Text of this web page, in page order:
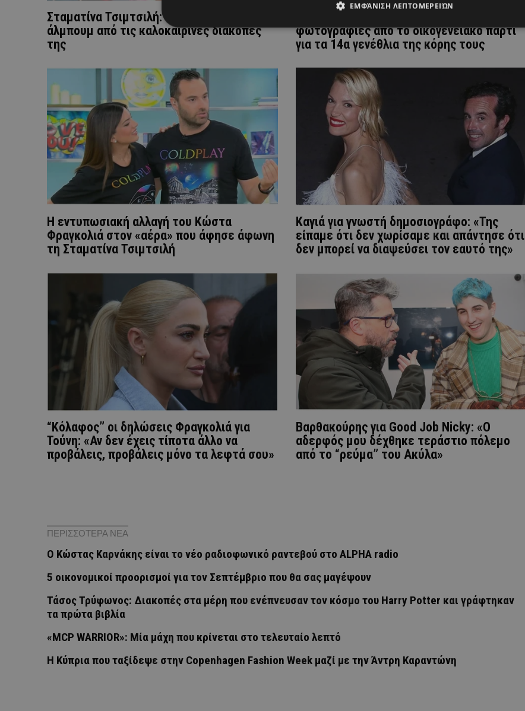
Σταματίνα Τσιμτσιλή: Το φωτογραφικό
άλμπουμ από τις καλοκαιρινές διακοπές
της
φωτογραφίες από το οικογενειακό πάρτι
για τα 14α γενέθλια της κόρης τους
Η εντυπωσιακή αλλαγή του Κώστα
Φραγκολιά στον «αέρα» που άφησε άφωνη
τη Σταματίνα Τσιμτσιλή
Καγιά για γνωστή δημοσιογράφο: «Της
είπαμε ότι δεν χωρίσαμε και απάντησε ότι
δεν μπορεί να διαψεύσει τον εαυτό της»
“Κόλαφος” οι δηλώσεις Φραγκολιά για
Τούνη: «Αν δεν έχεις τίποτα άλλο να
προβάλεις, προβάλεις μόνο τα λεφτά σου»
Βαρθακούρης για Good Job Nicky: «Ο
αδερφός μου δέχθηκε τεράστιο πόλεμο
από το “ρεύμα” του Ακύλα»
ΠΕΡΙΣΣΟΤΕΡΑ ΝΕΑ
Ο Κώστας Καρνάκης είναι το νέο ραδιοφωνικό ραντεβού στο ALPHA radio
5 οικονομικοί προορισμοί για τον Σεπτέμβριο που θα σας μαγέψουν
Τάσος Τρύφωνος: Διακοπές στα μέρη που ενέπνευσαν τον κόσμο του Harry Potter και γράφτηκαν
τα πρώτα βιβλία
«MCP WARRIOR»: Μία μάχη που κρίνεται στο τελευταίο λεπτό
Η Κύπρια που ταξίδεψε στην Copenhagen Fashion Week μαζί με την Άντρη Καραντώνη
ΕΜΦΆΝΙΣΗ ΛΕΠΤΟΜΕΡΕΙΏΝ